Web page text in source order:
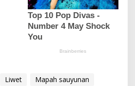
Liwet Mapah sauyunan